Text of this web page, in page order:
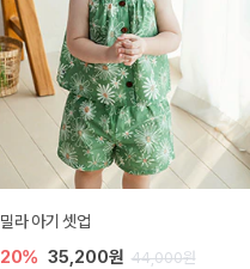
밀라 아기 셋업
20% 35,200원 44,000원